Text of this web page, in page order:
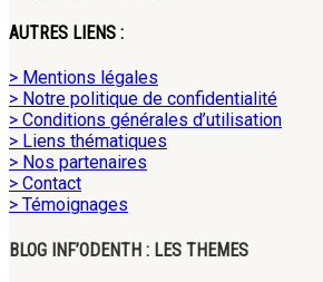
AUTRES LIENS :
> Mentions légales
> Notre politique de confidentialité
> Conditions générales d’utilisation
> Liens thématiques
> Nos partenaires
> Contact
> Témoignages
BLOG INF’ODENTH : LES THEMES